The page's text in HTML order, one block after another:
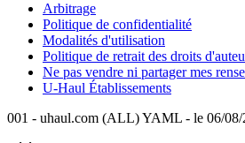
Arbitrage
Politique de confidentialité
Modalités d'utilisation
Politique de retrait des droits
Ne pas vendre ni partager mes
U-Haul Établissements
001 - uhaul.com (ALL) YAML - le 06/08/